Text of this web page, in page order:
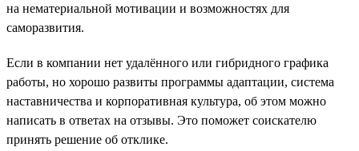
на нематериальной мотивации и возможностях для
саморазвития.
Если в компании нет удалённого или гибридного графика
работы, но хорошо развиты программы адаптации, система
наставничества и корпоративная культура, об этом можно
написать в ответах на отзывы. Это поможет соискателю
принять решение об отклике.